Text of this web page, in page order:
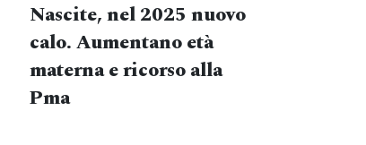
Nascite, nel 2025 nuovo
calo. Aumentano età
materna e ricorso alla
Pma